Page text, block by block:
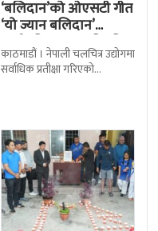
‘बलिदान’को ओएसटी गीत
‘यो ज्यान बलिदान’
सार्वजनिक, मातृभूमिप्रति
पुत्रको भावनात्मक…
काठमाडौं । नेपाली चलचित्र उद्योगमा
सर्वाधिक प्रतीक्षा गरिएको